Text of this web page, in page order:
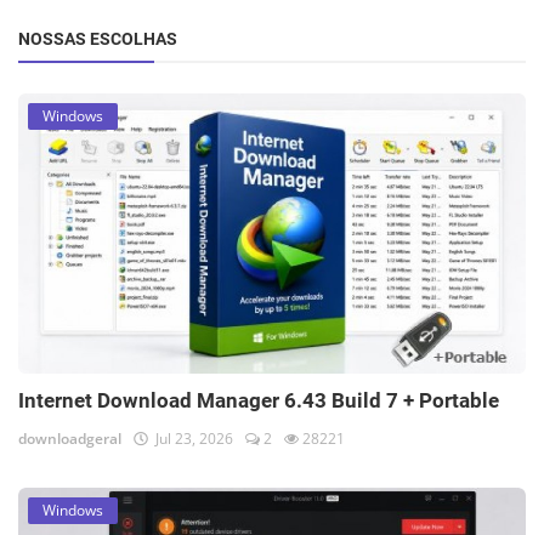
NOSSAS ESCOLHAS
Windows
Internet Download Manager 6.43 Build 7 + Portable
downloadgeral Jul 23, 2026 2 28221
Windows